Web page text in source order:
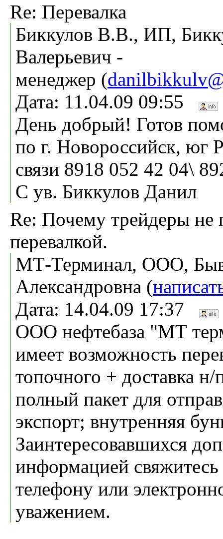
Re: Перевалка
Биккулов В.В., ИП,
Валерьевич -
менеджер (
Дата: 11.04.09 09:55
День добрый! Готов
по г. Новороссийск, юг
связи 8918 052 42 04\
С ув. Биккулов Данил
Re: Почему трейдеры не
перевалкой.
МТ-Терминал, ООО,
Александровна (
Дата: 14.04.09 17:37
ООО нефтебаза "МТ
имеет возможность
топочного + доставка н/
полный пакет для
экспорт; внутренняя
Заинтересовавшихся
информацией
телефону или
уважением.